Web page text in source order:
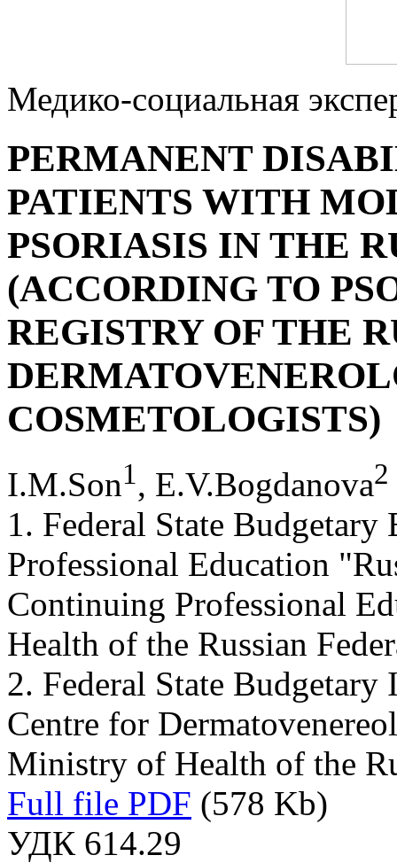
Медико-социальная
PERMANENT
PATIENTS WITH
PSORIASIS IN THE
(ACCORDING TO
REGISTRY OF THE
COSMETOLOGISTS)
I.M.Son1, E.V.Bogdanova2
1. Federal State
Professional Education
Continuing Professional
Health of the Russian
2. Federal State
Centre for
Ministry of Health of the
Full file PDF (578 Kb)
УДК 614.29